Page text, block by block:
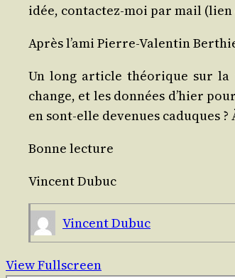
idée, contac­tez-moi par mail (lien
Après l’a­mi Pierre-Valen­tin
Un long article théo­rique sur la
change, et les don­nées d’hier
en sont-elle deve­nues caduques
Bonne lec­ture
Vincent Dubuc
Vincent Dubuc
View Fullscreen